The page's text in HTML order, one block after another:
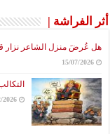
أثر الفراشة |
هل عُرضَ منزل الشاعر نزار
15/07/2026
2026